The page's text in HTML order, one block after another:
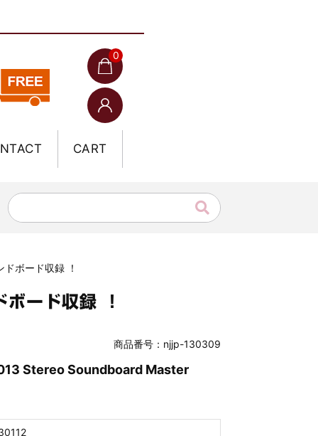
0
CART
ボード収録 ！
ード収録 ！
商品番号：njjp-130309
Stereo Soundboard Master